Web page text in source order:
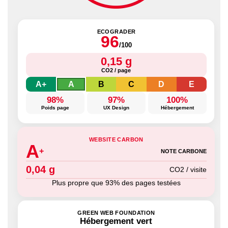
ECOGRADER
96/100
0,15 g
CO2 / page
A+ A B C D E
98%
Poids page
97%
UX Design
100%
Hébergement
WEBSITE CARBON
A+ NOTE CARBONE
0,04 g
CO2 / visite
Plus propre que 93% des pages testées
GREEN WEB FOUNDATION
Hébergement vert